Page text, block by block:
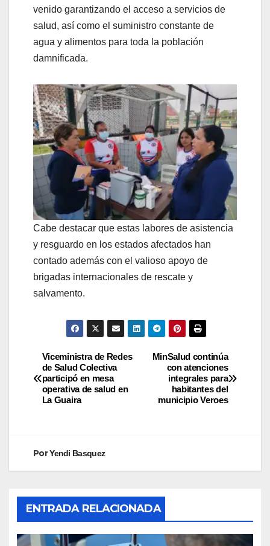
venido garantizando el acceso a servicios de
salud, así como el suministro constante de
agua y alimentos para toda la población
damnificada.
Cabe destacar que estas labores de asistencia
y resguardo en los estados afectados han
contado además con el valioso apoyo de
brigadas internacionales de rescate y
salvamento.
MinSalud continúa
con atenciones
integrales para
habitantes del
municipio Veroes
Viceministra de Redes
de Salud Colectiva
participó en mesa
operativa de salud en
La Guaira
PorYendi Basquez
ENTRADA RELACIONADA